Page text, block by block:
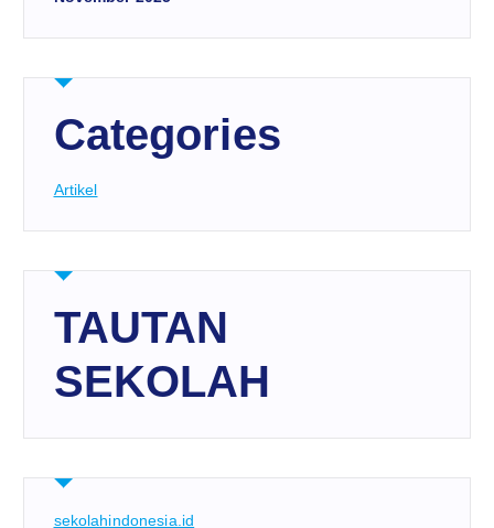
Categories
Artikel
TAUTAN
SEKOLAH
sekolahindonesia.id